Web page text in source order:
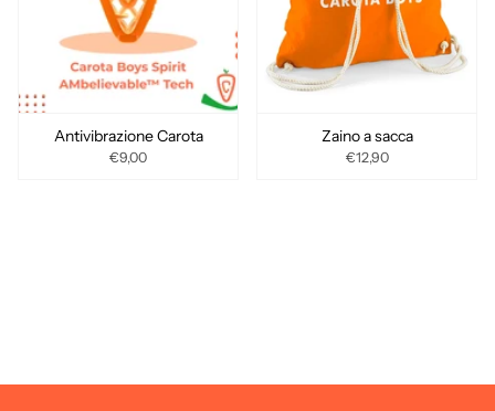
Antivibrazione Carota
€9,00
Zaino a sacca
€12,90